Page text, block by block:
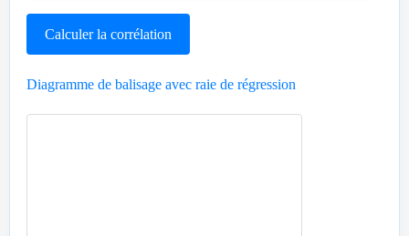
Calculer la corrélation
Diagramme de balisage avec raie de régression